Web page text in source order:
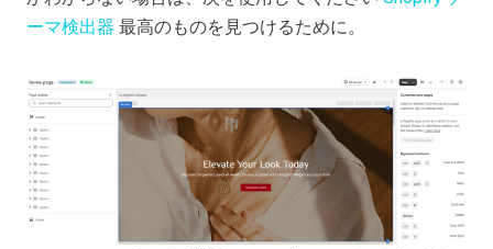
ーマ検出器 最高のものを見つけるために。